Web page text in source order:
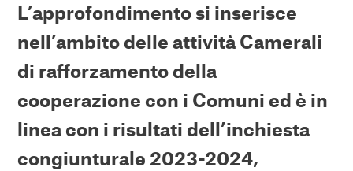
L’approfondimento si inserisce
nell’ambito delle attività Camerali
di rafforzamento della
cooperazione con i Comuni ed è in
linea con i risultati dell’inchiesta
congiunturale 2023-2024,